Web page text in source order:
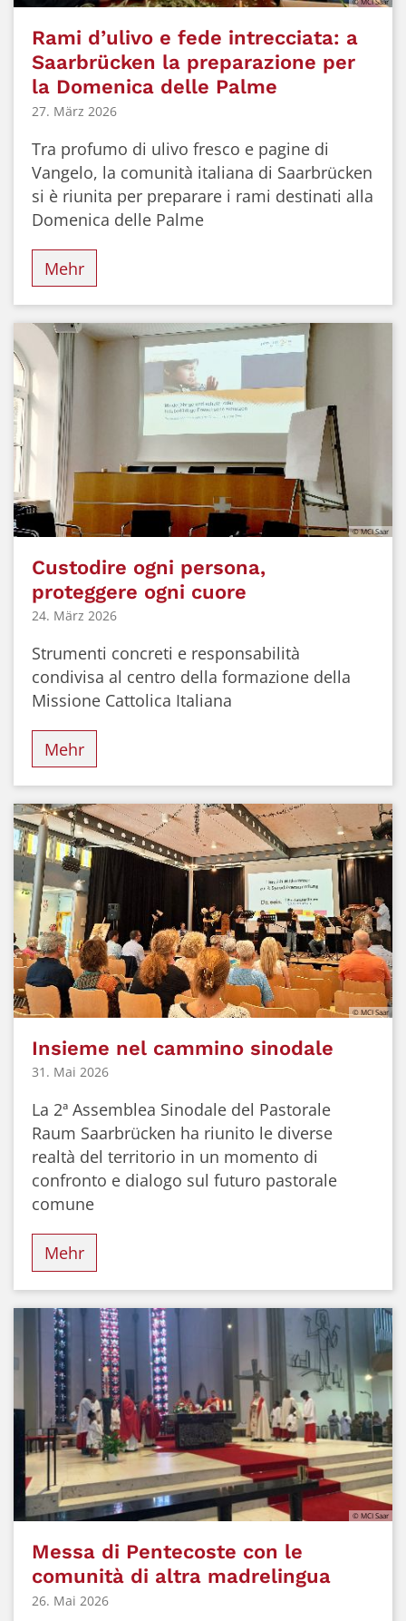
Rami d’ulivo e fede intrecciata: a
Saarbrücken la preparazione per
la Domenica delle Palme
27. März 2026
Tra profumo di ulivo fresco e pagine di
Vangelo, la comunità italiana di Saarbrücken
si è riunita per preparare i rami destinati alla
Domenica delle Palme
Mehr
© MCI Saar
Custodire ogni persona,
proteggere ogni cuore
24. März 2026
Strumenti concreti e responsabilità
condivisa al centro della formazione della
Missione Cattolica Italiana
Mehr
© MCI Saar
Insieme nel cammino sinodale
31. Mai 2026
La 2ª Assemblea Sinodale del Pastorale
Raum Saarbrücken ha riunito le diverse
realtà del territorio in un momento di
confronto e dialogo sul futuro pastorale
comune
Mehr
© MCI Saar
Messa di Pentecoste con le
comunità di altra madrelingua
26. Mai 2026